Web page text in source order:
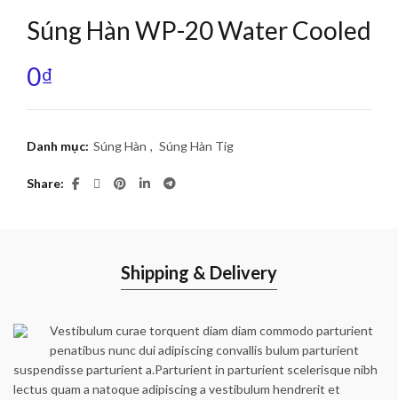
Súng Hàn WP-20 Water Cooled
0₫
Danh mục: Súng Hàn , Súng Hàn Tig
Share
Shipping & Delivery
Vestibulum curae torquent diam diam commodo parturient
penatibus nunc dui adipiscing convallis bulum parturient
suspendisse parturient a.Parturient in parturient scelerisque nibh
lectus quam a natoque adipiscing a vestibulum hendrerit et